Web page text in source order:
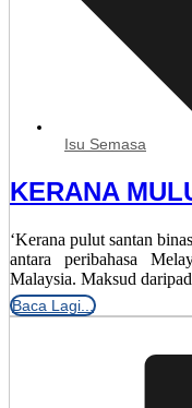
Isu Semasa
KERANA
‘Kerana pulut santan
antara peribahasa
Malaysia. Maksud
Baca Lagi...